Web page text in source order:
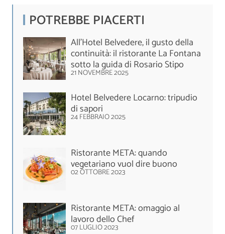
POTREBBE PIACERTI
All'Hotel Belvedere, il gusto della
continuità: il ristorante La Fontana
sotto la guida di Rosario Stipo
21 NOVEMBRE 2025
Hotel Belvedere Locarno: tripudio
di sapori
24 FEBBRAIO 2025
Ristorante META: quando
vegetariano vuol dire buono
02 OTTOBRE 2023
Ristorante META: omaggio al
lavoro dello Chef
07 LUGLIO 2023